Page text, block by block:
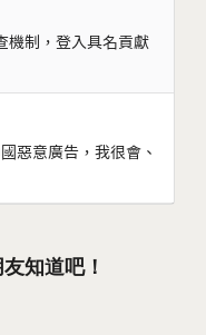
機制，登入具名貢獻
惡意廣告，我很會、
知道吧！